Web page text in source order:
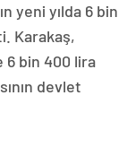
yeni yılda 6 bin
Karakaş,
6 bin 400 lira
devlet